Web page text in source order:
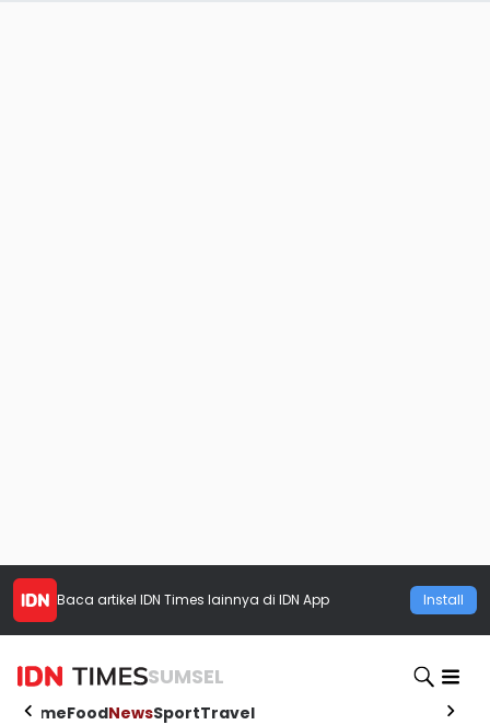
Baca artikel IDN Times lainnya di IDN App Install
SUMSEL
HomeFoodNewsSportTravel